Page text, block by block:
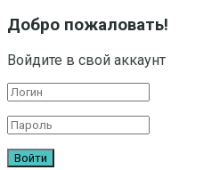
Добро пожаловать!
Войдите в свой аккаунт